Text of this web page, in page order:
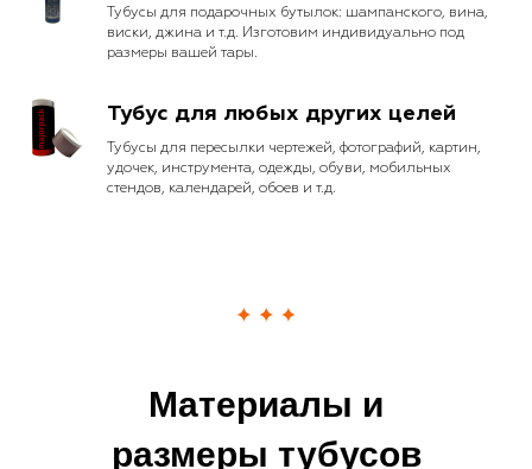
Тубусы для подарочных бутылок: шампанского, вина,
виски, джина и т.д. Изготовим индивидуально под
размеры вашей тары.
Тубус для любых других целей
Тубусы для пересылки чертежей, фотографий, картин,
удочек, инструмента, одежды, обуви, мобильных
стендов, календарей, обоев и т.д.
Материалы и
размеры тубусов